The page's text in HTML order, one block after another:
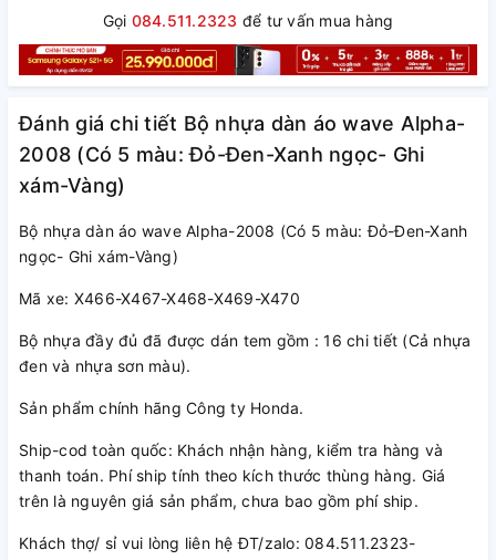
Gọi 084.511.2323 để tư vấn mua hàng
Đánh giá chi tiết Bộ nhựa dàn áo wave Alpha-
2008 (Có 5 màu: Đỏ-Đen-Xanh ngọc- Ghi
xám-Vàng)
Bộ nhựa dàn áo wave Alpha-2008 (Có 5 màu: Đỏ-Đen-Xanh
ngọc- Ghi xám-Vàng)
Mã xe: X466-X467-X468-X469-X470
Bộ nhựa đầy đủ đã được dán tem gồm : 16 chi tiết (Cả nhựa
đen và nhựa sơn màu).
Sản phẩm chính hãng Công ty Honda.
Ship-cod toàn quốc: Khách nhận hàng, kiểm tra hàng và
thanh toán. Phí ship tính theo kích thước thùng hàng. Giá
trên là nguyên giá sản phẩm, chưa bao gồm phí ship.
Khách thợ/ sỉ vui lòng liên hệ ĐT/zalo: 084.511.2323-